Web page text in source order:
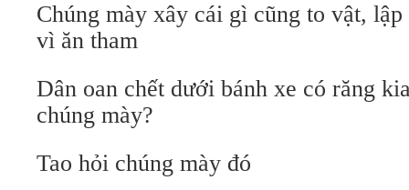
Chúng mày xây cái gì cũng to vật,
vì ăn tham
Dân oan chết dưới bánh xe có răng
chúng mày?
Tao hỏi chúng mày đó